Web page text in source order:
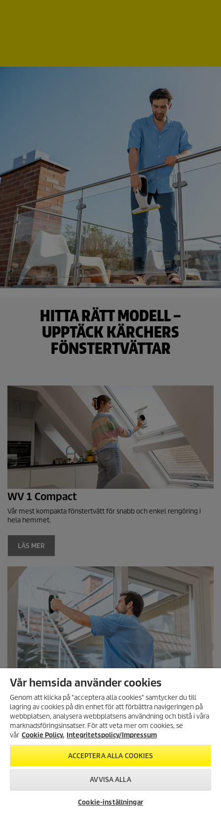
ANMÄL DIG TILL VÅRT
NYHETSBREV!
Få 10% rabatt på ditt nästa köp
nyhetsbrev.
REGISTRERA DIG
HITTA RÄTT MODELL –
UPPTÄCK KÄRCHERS
FÖNSTERTVÄTTAR
WV 1 Compact
Vår mest kompakta fönstertvätt för snabb och enkel rengöring i
hela hemmet.
LÄS MER
WV 2 Universal
Vår mest mångsidiga fönstertvätt med perfekt balans mellan kraft
och drifttid för hela hemmet.
LÄS MER
Vår hemsida använder cookies
Genom att klicka på "acceptera alla cookies" samtycker du till
lagring av cookies på din enhet för att förbättra navigeringen på
webbplatsen, analysera webbplatsens användning och bistå i våra
marknadsföringsinsatser. För att veta mer om cookies, se
vår Cookie Policy. Integritetspolicy/Impressum
ACCEPTERA ALLA COOKIES
AVVISA ALLA
Cookie-inställningar